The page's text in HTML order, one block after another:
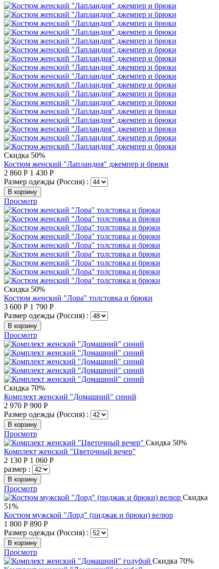
Скидка 50%
Костюм женский "Лапландия" джемпер и брюки
2 860 Р 1 430 Р
Размер одежды (Россия) :
В корзину
Просмотр
Скидка 50%
Костюм женский "Лора" толстовка и брюки
3 600 Р 1 790 Р
Размер одежды (Россия) :
В корзину
Просмотр
Скидка 70%
Комплект женский "Домашний" синий
2 970 Р 900 Р
Размер одежды (Россия) :
В корзину
Просмотр
Скидка 50%
Комплект женский "Цветочный вечер"
2 130 Р 1 060 Р
размер :
В корзину
Просмотр
Скидка
51%
Костюм мужской "Лорд" (пиджак и брюки) велюр
1 800 Р 890 Р
Размер одежды (Россия) :
В корзину
Просмотр
Скидка 70%